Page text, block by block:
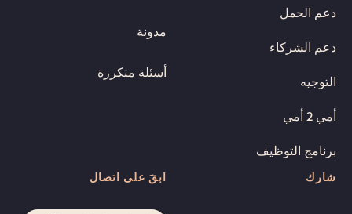
دعم الحمل
دعم الشركاء
التوجيه
أمي 2 أمي
برنامج التوظيف
مدونة
أسئلة متكررة
شارك ابقَ على اتصال